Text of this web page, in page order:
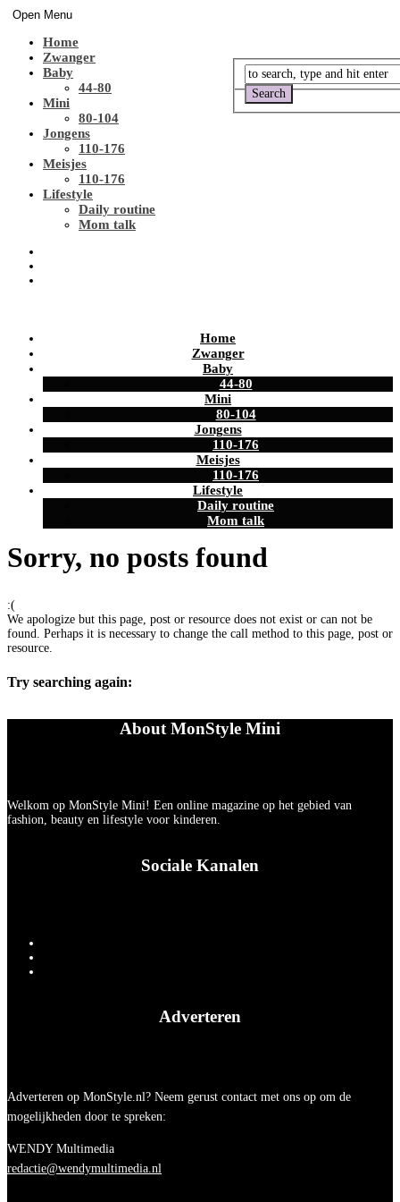
Open Menu
Home
Zwanger
Baby
44-80
Mini
80-104
Jongens
110-176
Meisjes
110-176
Lifestyle
Daily routine
Mom talk
Home
Zwanger
Baby
44-80
Mini
80-104
Jongens
110-176
Meisjes
110-176
Lifestyle
Daily routine
Mom talk
Sorry, no posts found
:(
We apologize but this page, post or resource does not exist or can not be
found. Perhaps it is necessary to change the call method to this page, post or
resource.
Try searching again:
About MonStyle Mini
Welkom op MonStyle Mini! Een online magazine op het gebied van
fashion, beauty en lifestyle voor kinderen.
Sociale Kanalen
Adverteren
Adverteren op MonStyle.nl? Neem gerust contact met ons op om de
mogelijkheden door te spreken:
WENDY Multimedia
redactie@wendymultimedia.nl